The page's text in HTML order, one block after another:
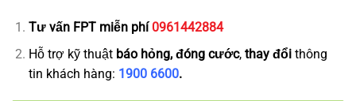
Tư vấn FPT miễn phí0961442884
Hỗ trợ kỹ thuật báo hỏng, đóng cước, thay đổithông
tin khách hàng: 1900 6600.